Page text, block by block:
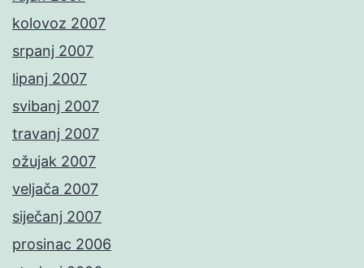
kolovoz 2007
srpanj 2007
lipanj 2007
svibanj 2007
travanj 2007
ožujak 2007
veljača 2007
siječanj 2007
prosinac 2006